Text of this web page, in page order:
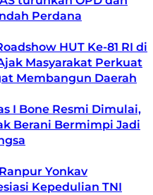
Perdana
HUT Ke-81 RI di
Masyarakat Perkuat
Membangun Daerah
I Bone Resmi Dimulai,
Berani Bermimpi Jadi
Yonkav
Kepedulian TNI